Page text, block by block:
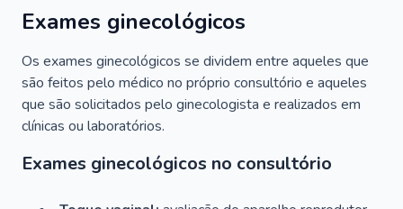
Exames ginecológicos
Os exames ginecológicos se dividem entre aqueles que
são feitos pelo médico no próprio consultório e aqueles
que são solicitados pelo ginecologista e realizados em
clínicas ou laboratórios.
Exames ginecológicos no consultório